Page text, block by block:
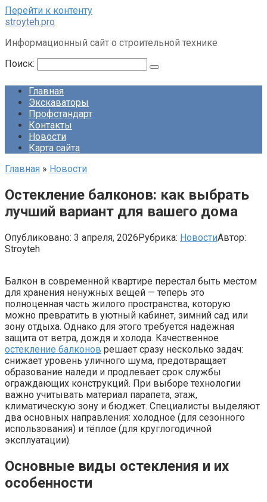
Перейти к контенту
stroyteh.pro
Информационный сайт о строительной технике
Поиск:
Главная
Экскаваторы
Профстандарт
Контакты
Новости
Карта сайта
Главная » Новости
Остекление балконов: как выбрать
лучший вариант для вашего дома
Опубликовано: 3 апреля, 2026Рубрика: НовостиАвтор:
Stroyteh
Балкон в современной квартире перестал быть местом
для хранения ненужных вещей — теперь это
полноценная часть жилого пространства, которую
можно превратить в уютный кабинет, зимний сад или
зону отдыха. Однако для этого требуется надёжная
защита от ветра, дождя и холода. Качественное
остекление балконов решает сразу несколько задач:
снижает уровень уличного шума, предотвращает
образование наледи и продлевает срок службы
ограждающих конструкций. При выборе технологии
важно учитывать материал парапета, этаж,
климатическую зону и бюджет. Специалисты выделяют
два основных направления: холодное (для сезонного
использования) и тёплое (для круглогодичной
эксплуатации).
Основные виды остекления и их
особенности